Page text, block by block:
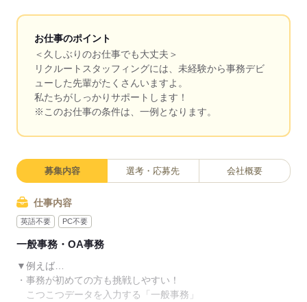
お仕事のポイント
＜久しぶりのお仕事でも大丈夫＞
リクルートスタッフィングには、未経験から事務デビ
ューした先輩がたくさんいますよ。
私たちがしっかりサポートします！
※このお仕事の条件は、一例となります。
募集内容 選考・応募先 会社概要
仕事内容
英語不要 PC不要
一般事務・OA事務
▼例えば…
・事務が初めての方も挑戦しやすい！
こつこつデータを入力する「一般事務」